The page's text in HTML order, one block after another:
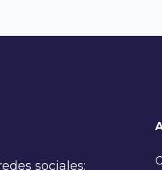
sociales: